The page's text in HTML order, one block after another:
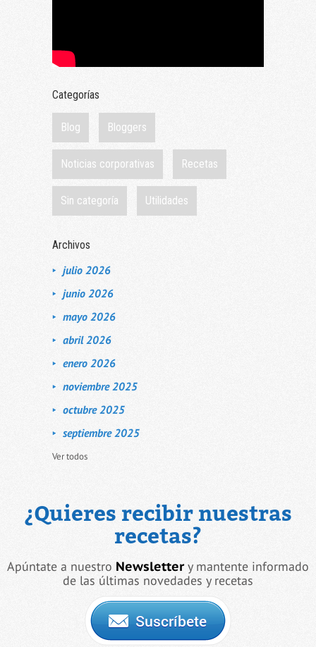
Categorías
Blog Bloggers
Noticias corporativas Recetas
Sin categoría Utilidades
Archivos
julio 2026
junio 2026
mayo 2026
abril 2026
enero 2026
noviembre 2025
octubre 2025
septiembre 2025
Ver todos
¿Quieres recibir nuestras
recetas?
Apúntate a nuestro Newslettery mantente informado
de las últimas novedades y recetas